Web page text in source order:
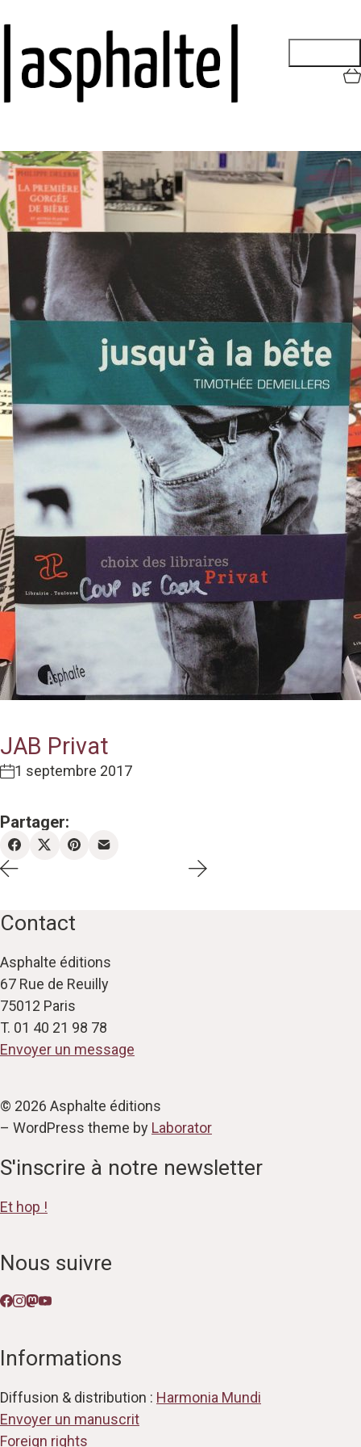
JAB Privat
1 septembre 2017
Partager:
Contact
Asphalte éditions
67 Rue de Reuilly
75012 Paris
T. 01 40 21 98 78
Envoyer un message
© 2026 Asphalte éditions
– WordPress theme by Laborator
S'inscrire à notre newsletter
Et hop !
Nous suivre
Informations
Diffusion & distribution : Harmonia Mundi
Envoyer un manuscrit
Foreign rights